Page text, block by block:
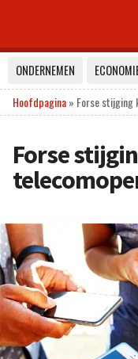
ONDERNEMEN
Hoofdpagina» Forse stijging
Forse